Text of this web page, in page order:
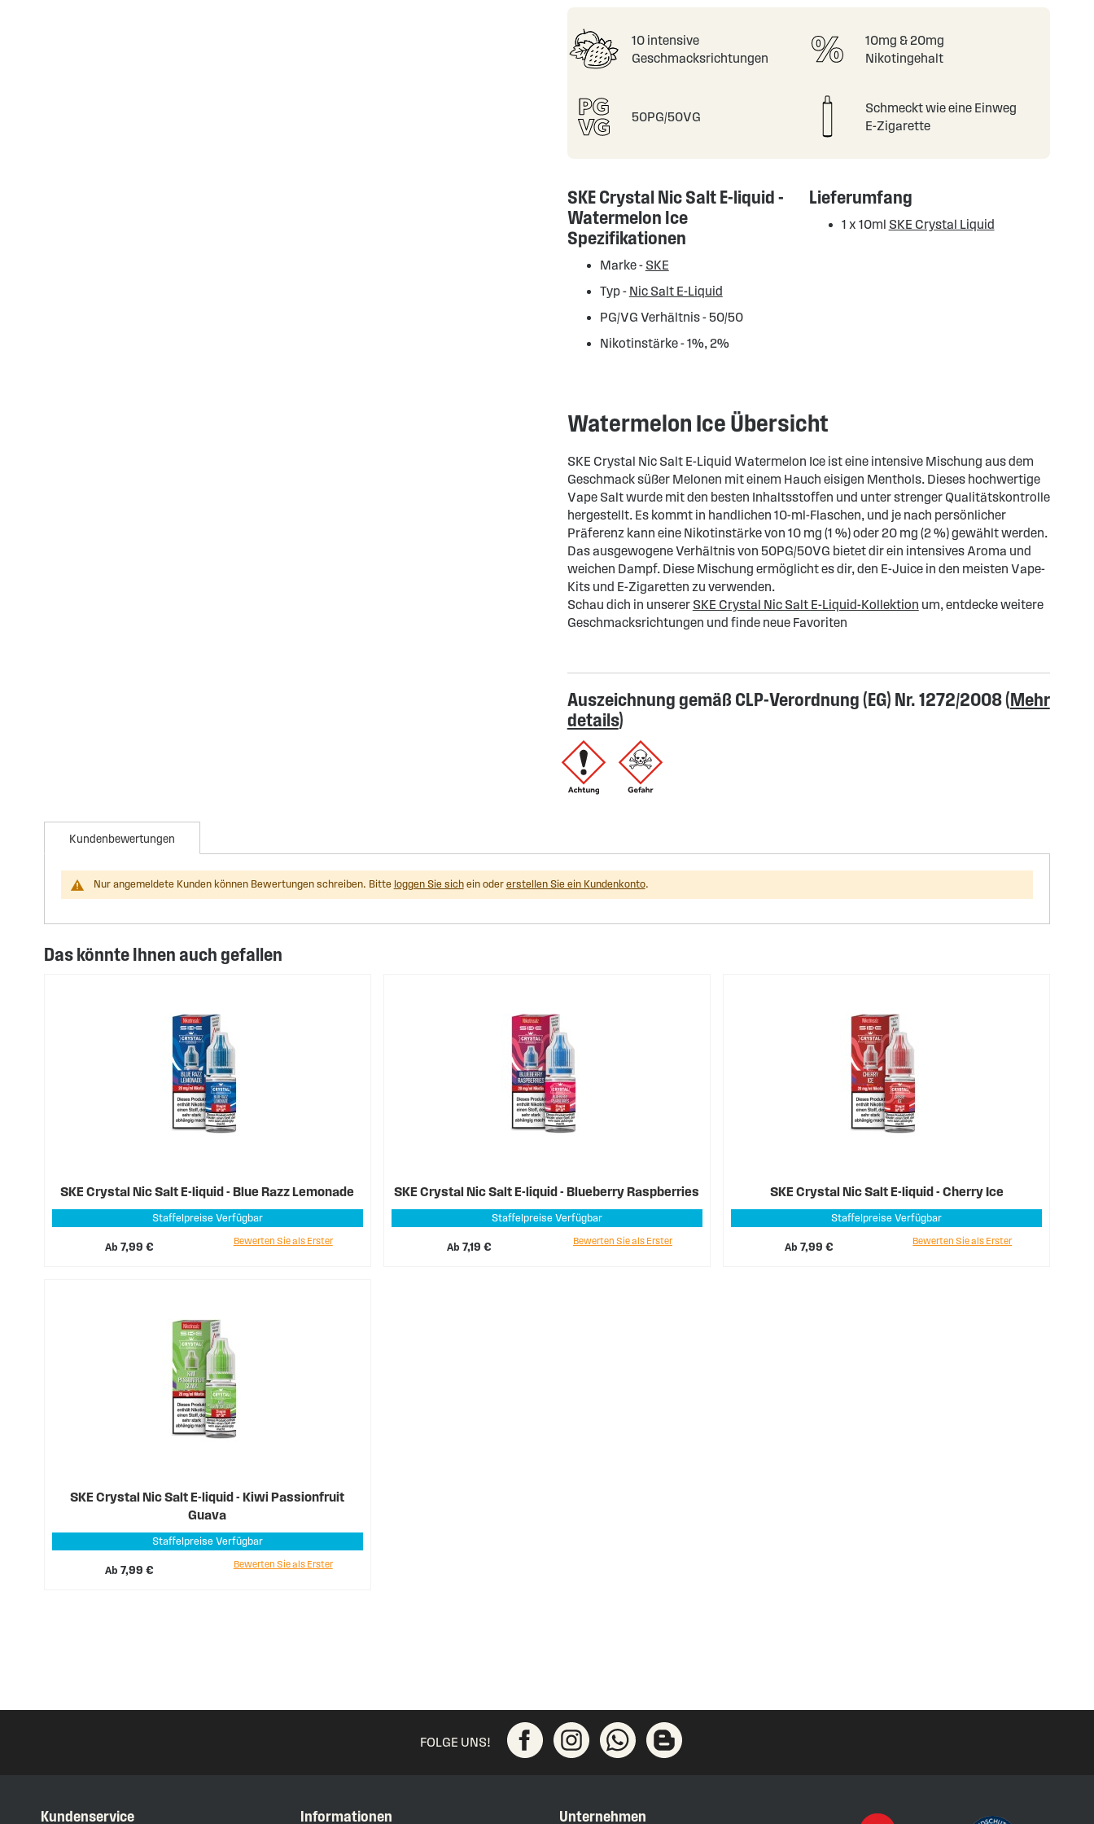
10 intensive
Geschmacksrichtungen
10mg & 20mg
Nikotingehalt
50PG/50VG
Schmeckt wie eine Einweg
E-Zigarette
SKE Crystal Nic Salt E-liquid -
Watermelon Ice
Spezifikationen
Marke - SKE
Typ - Nic Salt E-Liquid
PG/VG Verhältnis - 50/50
Nikotinstärke - 1%, 2%
Lieferumfang
1 x 10ml SKE Crystal Liquid
Watermelon Ice Übersicht
SKE Crystal Nic Salt E-Liquid Watermelon Ice ist eine intensive Mischung aus dem
Geschmack süßer Melonen mit einem Hauch eisigen Menthols. Dieses hochwertige
Vape Salt wurde mit den besten Inhaltsstoffen und unter strenger Qualitätskontrolle
hergestellt. Es kommt in handlichen 10-ml-Flaschen, und je nach persönlicher
Präferenz kann eine Nikotinstärke von 10 mg (1 %) oder 20 mg (2 %) gewählt werden.
Das ausgewogene Verhältnis von 50PG/50VG bietet dir ein intensives Aroma und
weichen Dampf. Diese Mischung ermöglicht es dir, den E-Juice in den meisten Vape-
Kits und E-Zigaretten zu verwenden.
Schau dich in unserer SKE Crystal Nic Salt E-Liquid-Kollektion um, entdecke weitere
Geschmacksrichtungen und finde neue Favoriten
Auszeichnung gemäß CLP-Verordnung (EG) Nr. 1272/2008 (Mehr
details)
Kundenbewertungen
Nur angemeldete Kunden können Bewertungen schreiben. Bitte loggen Sie sichein oder erstellen Sie ein Kundenkonto.
Das könnte Ihnen auch gefallen
SKE Crystal Nic Salt E-liquid - Blue Razz Lemonade
Staffelpreise Verfügbar
Ab7,99 €
Bewerten Sie als Erster
SKE Crystal Nic Salt E-liquid - Blueberry Raspberries
Staffelpreise Verfügbar
Ab 7,19 €
Bewerten Sie als Erster
SKE Crystal Nic Salt E-liquid - Cherry Ice
Staffelpreise Verfügbar
Ab 7,99 €
Bewerten Sie als Erster
SKE Crystal Nic Salt E-liquid - Kiwi Passionfruit
Guava
Staffelpreise Verfügbar
Ab7,99 €
Bewerten Sie als Erster
FOLGE UNS!
Kundenservice Informationen Unternehmen